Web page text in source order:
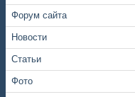
Форум сайта
Новости
Статьи
Фото